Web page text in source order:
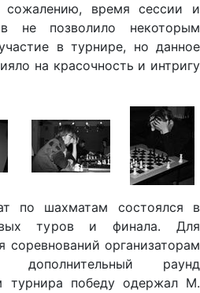
время сессии и
не позволило некоторым
в турнире, но данное
на красочность и интригу
по шахматам состоялся в
туров и финала. Для
соревнований организаторам
дополнительный раунд
турнира победу одержал М.